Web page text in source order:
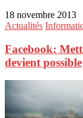
18 novembre 2013
Actualités
Facebook:
devient possible